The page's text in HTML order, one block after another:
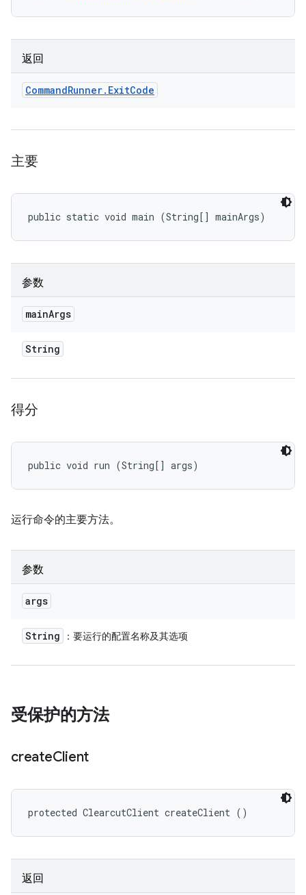
返回
CommandRunner. ExitCode
主要
public static void main (String[] mainArgs)
参数
mainArgs
String
得分
public void run (String[] args)
运行命令的主要方法。
参数
args
String ：要运行的配置名称及其选项
受保护的方法
createClient
protected ClearcutClient createClient ()
返回